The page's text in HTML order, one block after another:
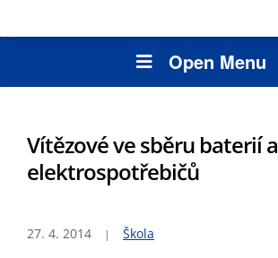
Open Menu
Vítězové ve sběru baterií a
elektrospotřebičů
27. 4. 2014 Škola